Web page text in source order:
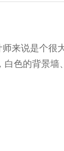
来说是个很
色的背景